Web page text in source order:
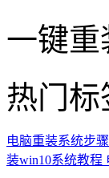
一键重
热门标
电脑重装系统步骤
装win10系统教程